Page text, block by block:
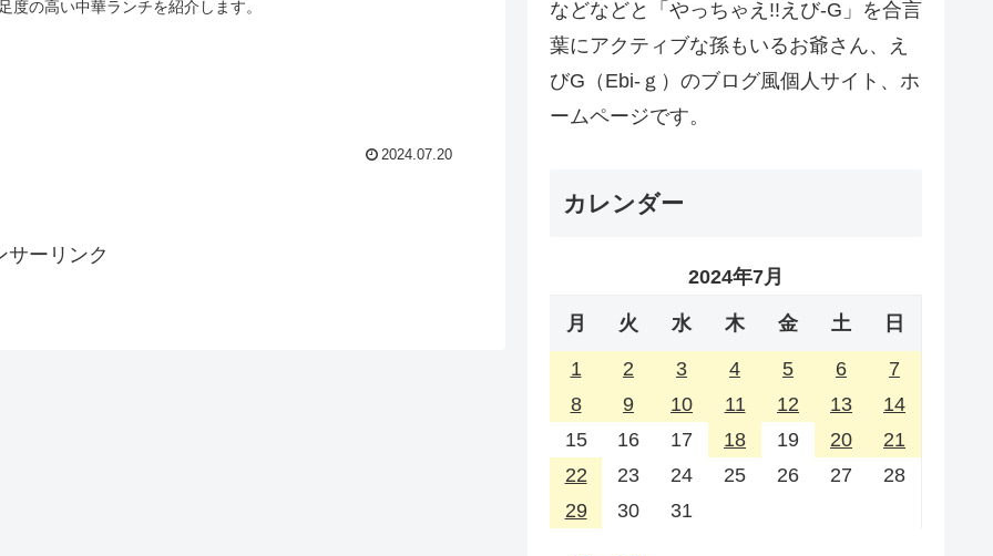
度の高い中華ランチを紹介します。
2024.07.20
サーリンク
などなどと「やっちゃえ!!えび-G」を合言
葉にアクティブな孫もいるお爺さん、え
びG（Ebi-ｇ）のブログ風個人サイト、ホ
ームページです。
カレンダー
2024年7月
月 火 水 木 金 土 日
1 2 3 4 5 6
7
8
9 10 11 12 13
14
15
16 17 18 19 20
21
22
23 24 25 26 27
28
29
30 31